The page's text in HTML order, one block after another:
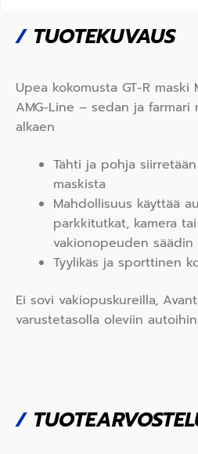
/TUOTEKUVAUS
Upea kokomusta GT-R maski
AMG-Line – sedan ja farmari
alkaen
Tähti ja pohja
maskista
Mahdollisuus käyttää
parkkitutkat, kamera
vakionopeuden säädin
Tyylikäs ja sporttinen
Ei sovi vakiopuskureilla,
varustetasolla oleviin autoihin
/